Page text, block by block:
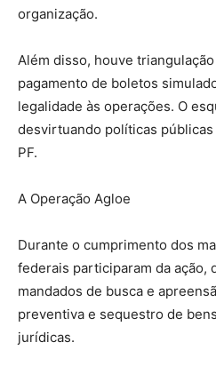
organização.
Além disso, houve
pagamento de boletos
legalidade às operações. O
desvirtuando políticas
PF.
A Operação Agloe
Durante o cumprimento dos
federais participaram da ação,
mandados de busca e
preventiva e sequestro de
jurídicas.